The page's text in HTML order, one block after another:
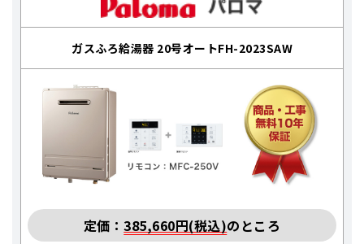
ガスふろ給湯器 20号オートFH-2023SAW
定価：385,660円(税込)のところ